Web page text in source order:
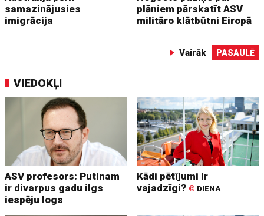
samazinājusies
imigrācija
plāniem pārskatīt ASV
militāro klātbūtni Eiropā
Vairāk PASAULĒ
VIEDOKĻI
ASV profesors: Putinam
ir divarpus gadu ilgs
iespēju logs
Kādi pētījumi ir
vajadzīgi? © DIENA